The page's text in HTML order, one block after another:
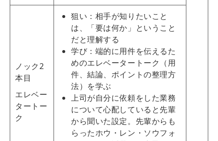
ノック2
本目
エレベー
タートー
ク
狙い：相手が知りたいこと
は、「要は何か」ということ
だと理解する
学び：端的に用件を伝えるた
めのエレベータートーク（用
件、結論、ポイントの整理方
法）を学ぶ
上司が自分に依頼をした業務
について心配していると先輩
から聞いた設定。先輩からも
らったホウ・レン・ソウフォ